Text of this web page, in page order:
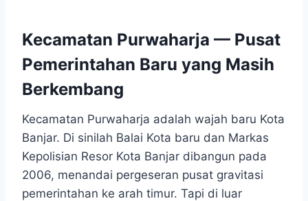
Kecamatan Purwaharja — Pusat
Pemerintahan Baru yang Masih
Berkembang
Kecamatan Purwaharja adalah wajah baru Kota
Banjar. Di sinilah Balai Kota baru dan Markas
Kepolisian Resor Kota Banjar dibangun pada
2006, menandai pergeseran pusat gravitasi
pemerintahan ke arah timur. Tapi di luar